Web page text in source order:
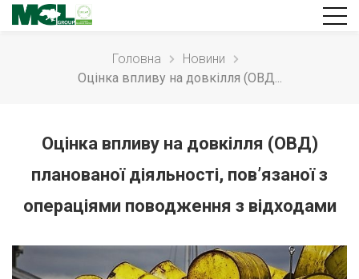
Головна
Новини
Оцінка впливу на довкілля (ОВД...
Оцінка впливу на довкілля (ОВД)
планованої діяльності, пов’язаної з
операціями поводження з відходами